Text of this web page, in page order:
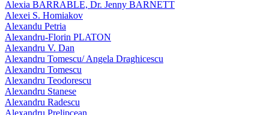
Alexia BARRABLE, Dr. Jenny BARNETT
Alexei S. Homiakov
Alexandu Petria
Alexandru-Florin PLATON
Alexandru V. Dan
Alexandru Tomescu/ Angela Draghicescu
Alexandru Tomescu
Alexandru Teodorescu
Alexandru Stanese
Alexandru Radescu
Alexandru Prelipcean